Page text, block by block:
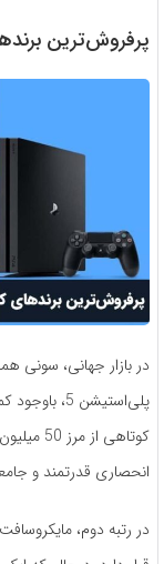
پرفروش‌ترین
در بازار جهانی، سونی
پلی‌استیشن
کوتاهی
انحصاری قدرتمند و
در رتبه دوم،